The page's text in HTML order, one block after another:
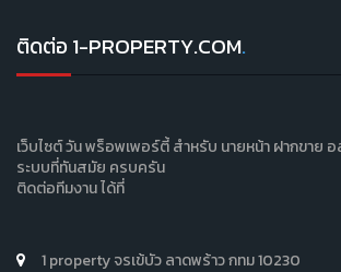
ติดต่อ 1-PROPERTY.COM.
เว็บไซต์ วัน พร็อพเพอร์ตี้ สำหรับ นายหน้า ฝากขาย
ระบบที่ทันสมัย ครบครัน
ติดต่อทีมงาน ได้ที่
1 property จรเข้บัว ลาดพร้าว กทม 10230